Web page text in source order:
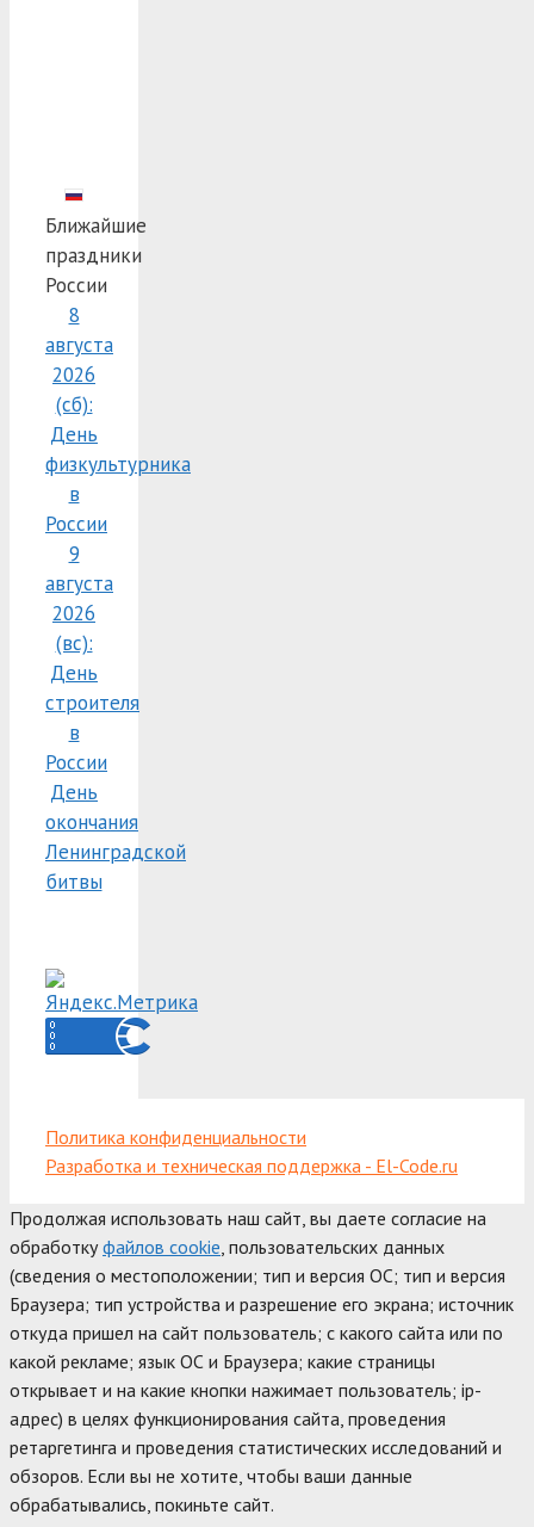
Ближайшие
праздники
России
8
августа
2026
(сб):
День
физкультурника
в
России
9
августа
2026
(вс):
День
строителя
в
России
День
окончания
Ленинградской
битвы
Политика конфиденциальности
Разработка и техническая поддержка - El-Code.ru
Продолжая использовать наш сайт, вы даете согласие на
обработкуфайлов cookie , пользовательских данных
(сведения о местоположении; тип и версия ОС; тип и версия
Браузера; тип устройства и разрешение его экрана; источник
откуда пришел на сайт пользователь; с какого сайта или по
какой рекламе; язык ОС и Браузера; какие страницы
открывает и на какие кнопки нажимает пользователь; ip-
адрес) в целях функционирования сайта, проведения
ретаргетинга и проведения статистических исследований и
обзоров. Если вы не хотите, чтобы ваши данные
обрабатывались, покиньте сайт.